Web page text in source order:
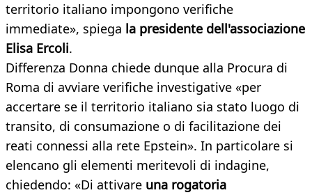
territorio italiano impongono verifiche
immediate», spiega la presidente dell'associazione
Elisa Ercoli.
Differenza Donna chiede dunque alla Procura di
Roma di avviare verifiche investigative «per
accertare se il territorio italiano sia stato luogo di
transito, di consumazione o di facilitazione dei
reati connessi alla rete Epstein». In particolare si
elencano gli elementi meritevoli di indagine,
chiedendo: «Di attivare una rogatoria